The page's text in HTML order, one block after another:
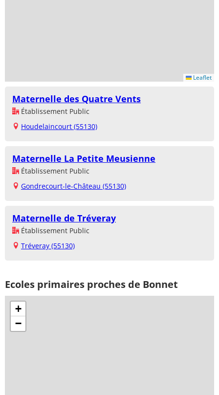
Leaflet
Maternelle des Quatre Vents
Établissement Public
Houdelaincourt (55130)
Maternelle La Petite Meusienne
Établissement Public
Gondrecourt-le-Château (55130)
Maternelle de Tréveray
Établissement Public
Tréveray (55130)
Ecoles primaires proches de Bonnet
+
−